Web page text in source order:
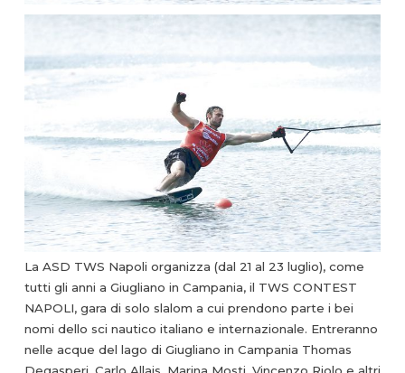
La ASD TWS Napoli organizza (dal 21 al 23 luglio), come
tutti gli anni a Giugliano in Campania, il TWS CONTEST
NAPOLI, gara di solo slalom a cui prendono parte i bei
nomi dello sci nautico italiano e internazionale. Entreranno
nelle acque del lago di Giugliano in Campania Thomas